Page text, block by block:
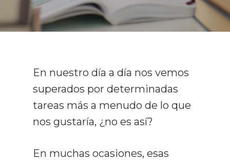
En nuestro día a día nos vemos
superados por determinadas
tareas más a menudo de lo que
nos gustaría, ¿no es así?
En muchas ocasiones, esas